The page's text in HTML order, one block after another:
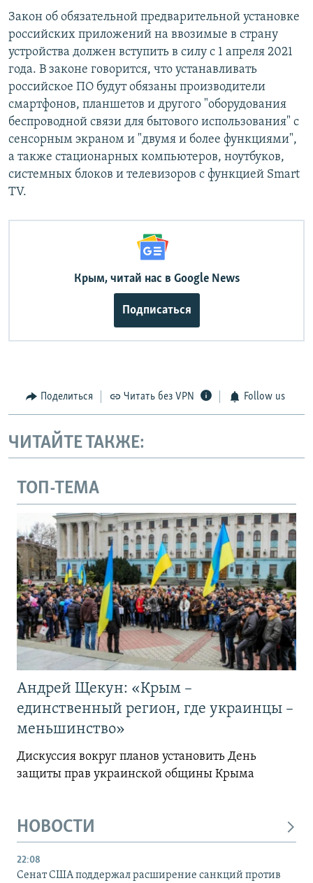
Закон об обязательной предварительной установке
российских приложений на ввозимые в страну
устройства должен вступить в силу с 1 апреля 2021
года. В законе говорится, что устанавливать
российское ПО будут обязаны производители
смартфонов, планшетов и другого "оборудования
беспроводной связи для бытового использования" с
сенсорным экраном и "двумя и более функциями",
а также стационарных компьютеров, ноутбуков,
системных блоков и телевизоров с функцией Smart
TV.
Крым, читай нас в Google News
Подписаться
Поделиться Читать без VPN Follow us
ЧИТАЙТЕ ТАКЖЕ:
ТОП-ТЕМА
Андрей Щекун: «Крым –
единственный регион, где украинцы –
меньшинство»
Дискуссия вокруг планов установить День
защиты прав украинской общины Крыма
НОВОСТИ
22:08
Сенат США поддержал расширение санкций против